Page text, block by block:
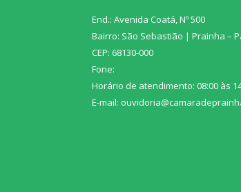
End.: Avenida Coatá, Nº 500
Bairro: São Sebastião | Prainha –
CEP: 68130-000
Fone:
Horário de atendimento: 08:00 às
E-mail: